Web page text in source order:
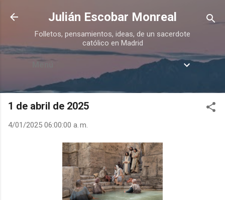
Ir al contenido principal
Julián Escobar Monreal
Folletos, pensamientos, ideas, de un sacerdote
católico en Madrid
Menú
1 de abril de 2025
4/01/2025 06:00:00 a. m.